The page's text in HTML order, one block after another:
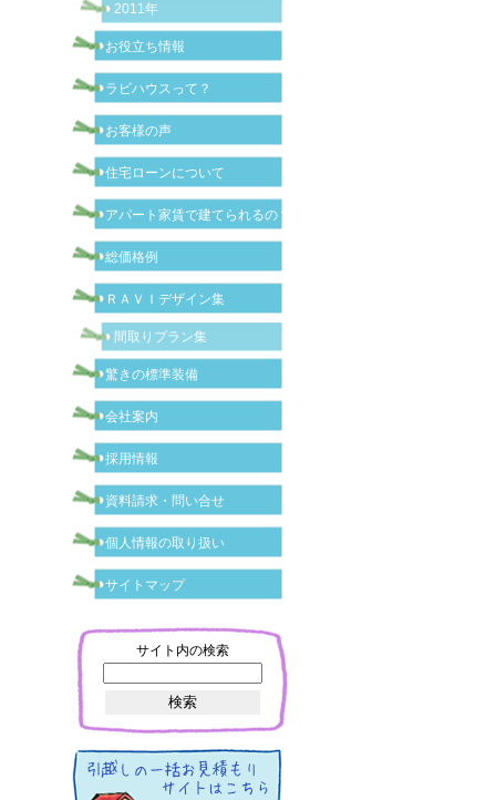
2011年
お役立ち情報
ラビハウスって？
お客様の声
住宅ローンについて
アパート家賃で建てられるの？
総価格例
ＲＡＶＩデザイン集
間取りプラン集
驚きの標準装備
会社案内
採用情報
資料請求・問い合せ
個人情報の取り扱い
サイトマップ
サイト内の検索